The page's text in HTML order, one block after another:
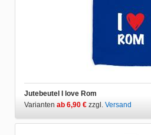
Jutebeutel I love Rom
Varianten ab 6,90 € zzgl. Versand